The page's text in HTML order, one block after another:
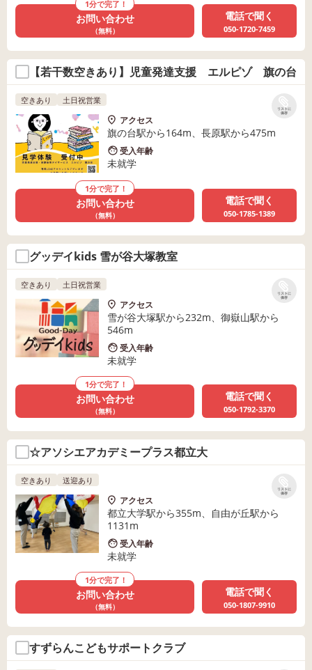
1分で完了！
お問い合わせ
（無料）
電話で聞く
050-1720-7459
【若干数空きあり】児童発達支援 エルピゾ 旗の台
リストに
保存
空きあり 土日祝営業
アクセス
旗の台駅から164m、長原駅から475m
受入年齢
未就学
1分で完了！
お問い合わせ
（無料）
電話で聞く
050-1785-1389
グッデイkids 雪が谷大塚教室
リストに
保存
空きあり 土日祝営業
アクセス
雪が谷大塚駅から232m、御嶽山駅から
546m
受入年齢
未就学
1分で完了！
お問い合わせ
（無料）
電話で聞く
050-1792-3370
☆アソシエアカデミープラス都立大
リストに
保存
空きあり 送迎あり
アクセス
都立大学駅から355m、自由が丘駅から
1131m
受入年齢
未就学
1分で完了！
お問い合わせ
（無料）
電話で聞く
050-1807-9910
すずらんこどもサポートクラブ